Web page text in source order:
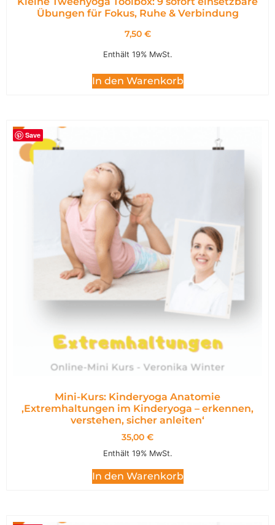
Übungen für Fokus, Ruhe & Verbindung
7,50 €
Enthält 19% MwSt.
In den Warenkorb
Save
Mini-Kurs: Kinderyoga Anatomie
,Extremhaltungen im Kinderyoga – erkennen,
verstehen, sicher anleiten‘
35,00 €
Enthält 19% MwSt.
In den Warenkorb